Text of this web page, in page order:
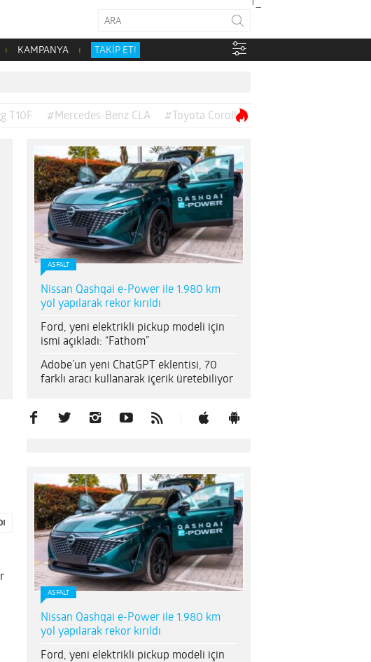
KAMPANYA TAKİP ET!
T10F #Mercedes-Benz CLA #Toyota Corolla
ASFALT
Nissan Qashqai e-Power ile 1.980 km
yol yapılarak rekor kırıldı
Ford, yeni elektrikli pickup modeli için
ismi açıkladı: “Fathom”
Adobe’un yeni ChatGPT eklentisi, 70
farklı aracı kullanarak içerik üretebiliyor
ASFALT
Nissan Qashqai e-Power ile 1.980 km
yol yapılarak rekor kırıldı
Ford, yeni elektrikli pickup modeli için